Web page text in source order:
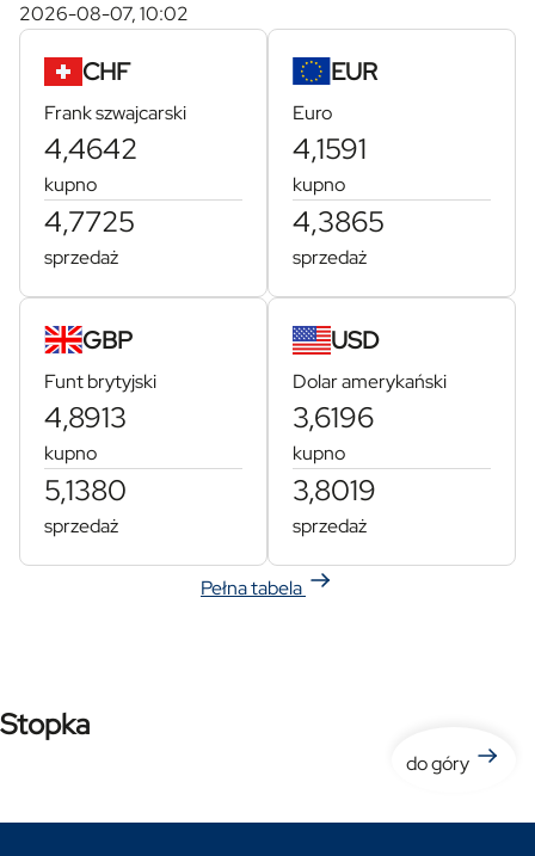
dedykowanych lokatom.
Zapraszamy do zapoznania się z pełną ofertą
depozytową w sekcji „Dla Ciebie > Lokaty”.
2026-08-07, 10:02
CHF
Frank szwajcarski
4,4642
kupno
4,7725
sprzedaż
EUR
Euro
4,1591
kupno
4,3865
sprzedaż
GBP
Funt brytyjski
4,8913
kupno
5,1380
sprzedaż
USD
Dolar amerykański
3,6196
kupno
3,8019
sprzedaż
Pełna tabela
Stopka
do góry